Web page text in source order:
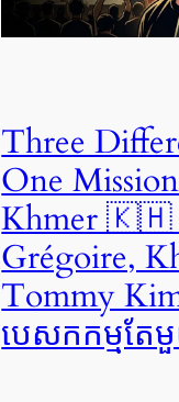
Three
One
Khmer 🇰🇭
Grégoire,
Tommy Kim
បេសកកម្មតែ